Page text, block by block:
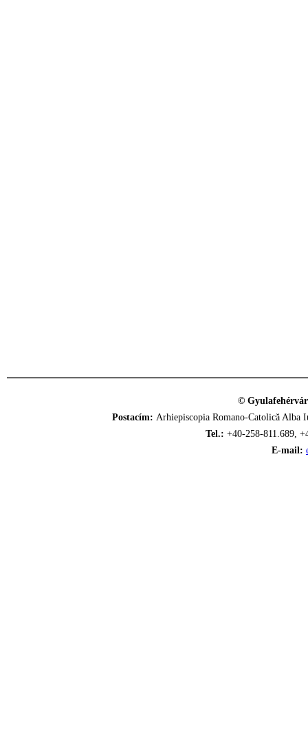
©
Postacím: Arhiepiscopia Romano-Catolică
Tel.: +40-258-811.689,
E-mail: